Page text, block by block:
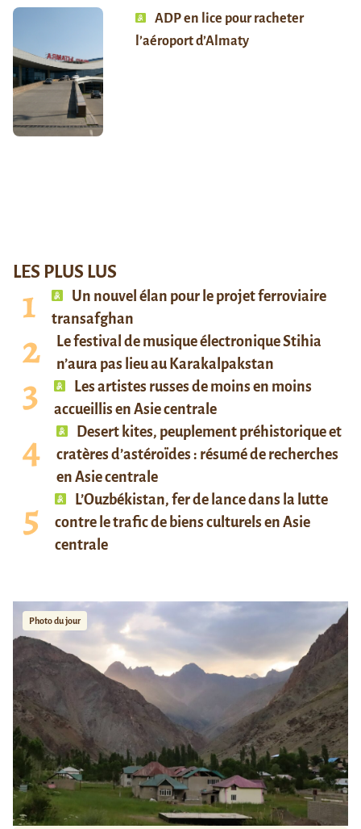
ADP en lice pour racheter
l’aéroport d’Almaty
LES PLUS LUS
Un nouvel élan pour le projet ferroviaire
transafghan
Le festival de musique électronique Stihia
n’aura pas lieu au Karakalpakstan
Les artistes russes de moins en moins
accueillis en Asie centrale
Desert kites, peuplement préhistorique et
cratères d’astéroïdes : résumé de recherches
en Asie centrale
L’Ouzbékistan, fer de lance dans la lutte
contre le trafic de biens culturels en Asie
centrale
Photo du jour